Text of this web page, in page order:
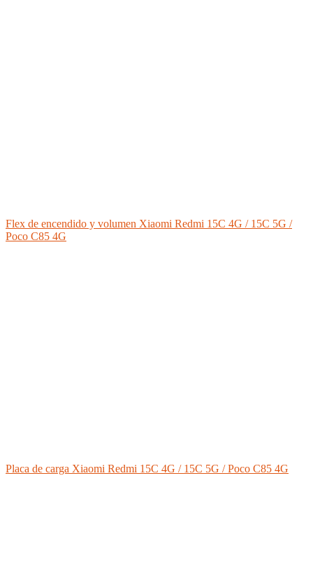
Flex de encendido y volumen Xiaomi Redmi 15C 4G / 15C 5G /
Poco C85 4G
Placa de carga Xiaomi Redmi 15C 4G / 15C 5G / Poco C85 4G